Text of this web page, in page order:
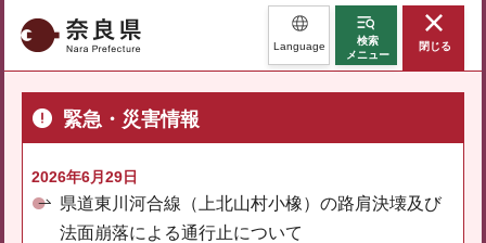
奈良県 Language
検索
メニュー
閉じる
緊急・災害情報
2026年6月29日
県道東川河合線（上北山村小橡）の路肩決壊及び
法面崩落による通行止について